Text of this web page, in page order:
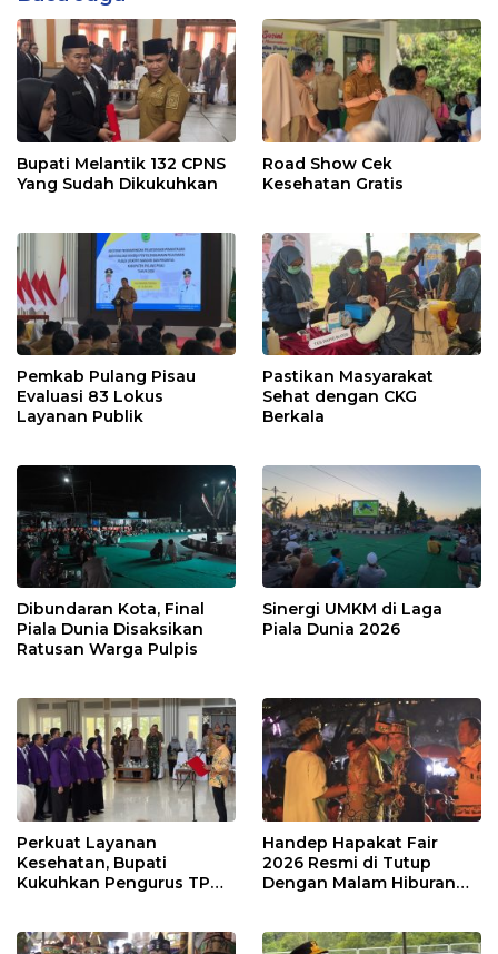
Bupati Melantik 132 CPNS
Yang Sudah Dikukuhkan
Road Show Cek
Kesehatan Gratis
Pemkab Pulang Pisau
Evaluasi 83 Lokus
Layanan Publik
Pastikan Masyarakat
Sehat dengan CKG
Berkala
Dibundaran Kota, Final
Piala Dunia Disaksikan
Ratusan Warga Pulpis
Sinergi UMKM di Laga
Piala Dunia 2026
Perkuat Layanan
Kesehatan, Bupati
Kukuhkan Pengurus TP
Handep Hapakat Fair
2026 Resmi di Tutup
Dengan Malam Hiburan